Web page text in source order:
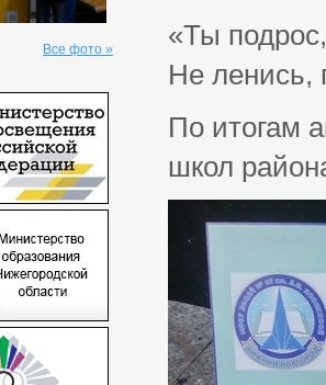
Все фото »
«Ты
Не ленись,
По итогам
школ